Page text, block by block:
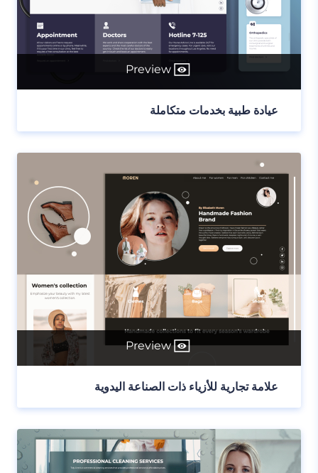
Preview
عيادة طبية بخدمات متكاملة
Preview
علامة تجارية للأزياء ذات الصناعة اليدوية